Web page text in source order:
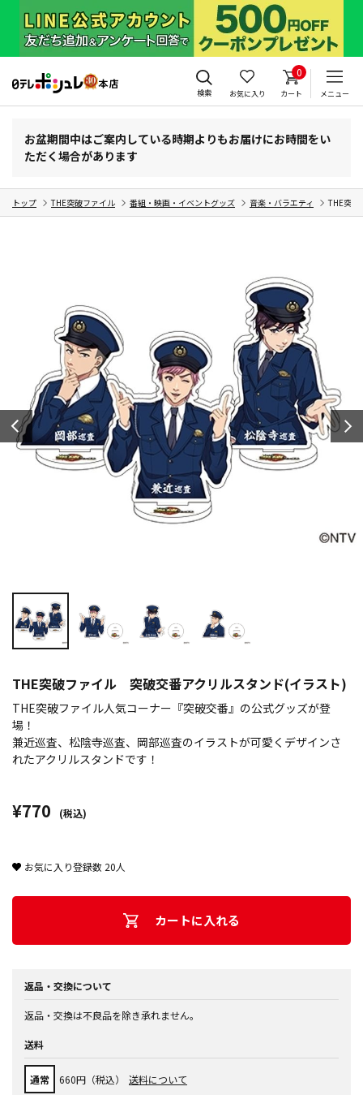
検索 お気に入り
0
カート メニュー
お盆期間中はご案内している時期よりもお届けにお時間をい
ただく場合があります
トップ THE突破ファイル 番組・映画・イベントグッズ 音楽・バラエティ THE突
THE突破ファイル 突破交番アクリルスタンド(イラスト)
THE突破ファイル人気コーナー『突破交番』の公式グッズが登
場！
兼近巡査、松陰寺巡査、岡部巡査のイラストが可愛くデザインさ
れたアクリルスタンドです！
¥770 (税込)
お気に入り登録数 20人
カートに入れる
返品・交換について
返品・交換は不良品を除き承れません。
送料
通常 660円（税込） 送料について